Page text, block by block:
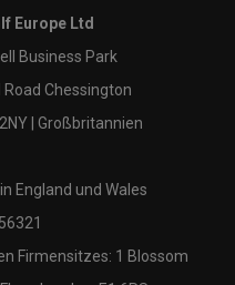
Europe Ltd
Business Park
Road Chessington
| Großbritannien
England und Wales
Firmensitzes: 1 Blossom